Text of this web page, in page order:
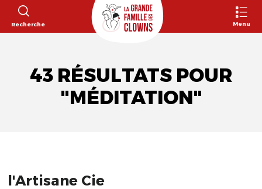
Recherche Menu
43 RÉSULTATS POUR
"MÉDITATION"
l'Artisane Cie